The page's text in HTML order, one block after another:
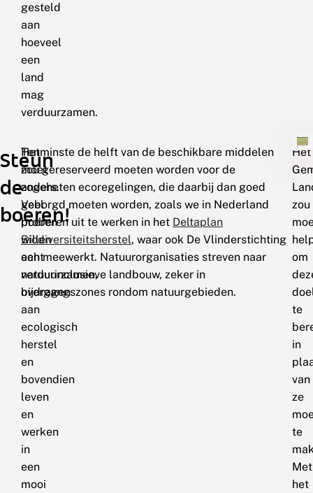
gesteld
aan
hoeveel
een
land
mag
verduurzamen.
Steun
de
boeren!
Het
moet
anders.
Veel
boeren
willen
echt
verduurzamen,
bijdragen
aan
ecologisch
herstel
en
bovendien
leven
en
werken
in
een
mooi
Tenminste de helft van de beschikbare middelen
zou gereserveerd moeten worden voor de
zogeheten ecoregelingen, die daarbij dan goed
geborgd moeten worden, zoals we in Nederland
proberen uit te werken in het Deltaplan
Biodiversiteitsherstel, waar ook De Vlinderstichting
aan meewerkt. Natuurorganisaties streven naar
natuurinclusieve landbouw, zeker in
overgangszones rondom natuurgebieden.
Het
zou
om
te
in
van
ze
te
Met
het